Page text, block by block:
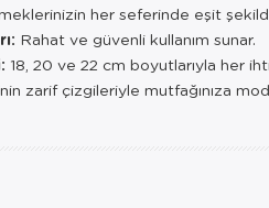
her seferinde eşit
Rahat ve güvenli kullanım sunar.
18, 20 ve 22 cm boyutlarıyla her
zarif çizgileriyle mutfağınıza